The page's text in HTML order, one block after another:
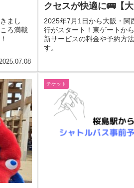
まし
ろ満載
2025.07.08
クセスが快適に🚌【大
2025年7月1日から大阪・関
行がスタート！東ゲートか
新サービスの料金や予約方
す。
チケット